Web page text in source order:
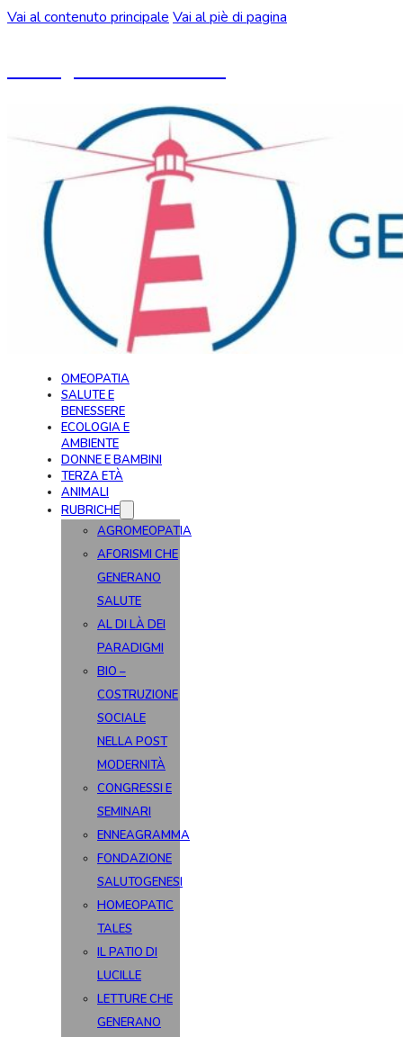
Vai al contenuto principale Vai al piè di pagina
OMEOPATIA
SALUTE E
BENESSERE
ECOLOGIA E
AMBIENTE
DONNE E BAMBINI
TERZA ETÀ
ANIMALI
RUBRICHE
AGROMEOPATIA
AFORISMI CHE
GENERANO
SALUTE
AL DI LÀ DEI
PARADIGMI
BIO –
COSTRUZIONE
SOCIALE
NELLA POST
MODERNITÀ
CONGRESSI E
SEMINARI
ENNEAGRAMMA
FONDAZIONE
SALUTOGENESI
HOMEOPATIC
TALES
IL PATIO DI
LUCILLE
LETTURE CHE
GENERANO